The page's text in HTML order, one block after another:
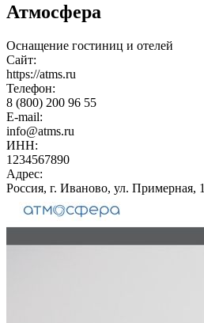
Атмосфера
Оснащение гостиниц и отелей
Сайт:
https://atms.ru
Телефон:
8 (800) 200 96 55
E-mail:
info@atms.ru
ИНН:
1234567890
Адрес:
Россия, г. Иваново, ул. Примерная, 1